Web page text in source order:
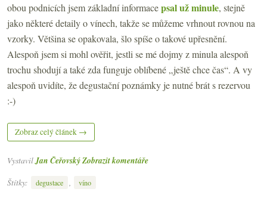
obou podnicích jsem základní informacepsal už minule, stejně
jako některé detaily o vínech, takže se můžeme vrhnout rovnou na
vzorky. Většina se opakovala, šlo spíše o takové upřesnění.
Alespoň jsem si mohl ověřit, jestli se mé dojmy z minula alespoň
trochu shodují a také zda funguje oblíbené „ještě chce čas“. A vy
alespoň uvidíte, že degustační poznámky je nutné brát s rezervou
:-)
Zobraz celý článek →
VystavilJan ČeřovskýZobrazit komentáře
Štítky:
degustace , víno